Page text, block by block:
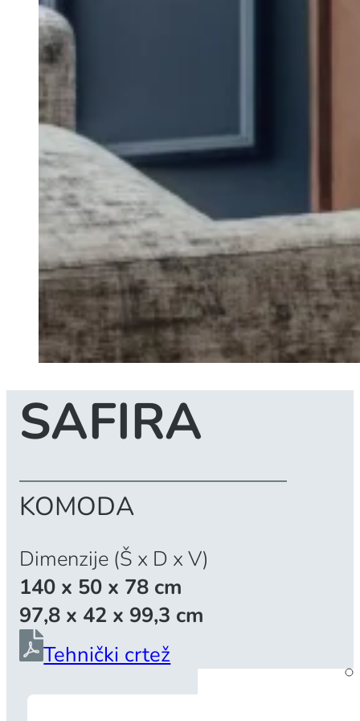
SAFIRA
KOMODA
Dimenzije (Š x D x V)
140 x 50 x 78 cm
97,8 x 42 x 99,3 cm
Tehnički crtež